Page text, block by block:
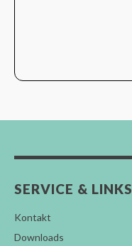
SERVICE & LINKS
Kontakt
Downloads